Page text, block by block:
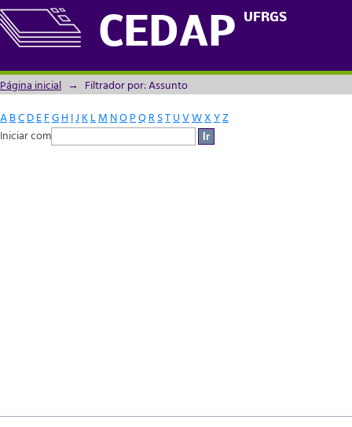
CEDAP UFRGS
Filtrador por: Assunto
Página inicial → Filtrador por: Assunto
ABCDEFGH IJ KLM NOPQRSTUVWXYZ
Iniciar com